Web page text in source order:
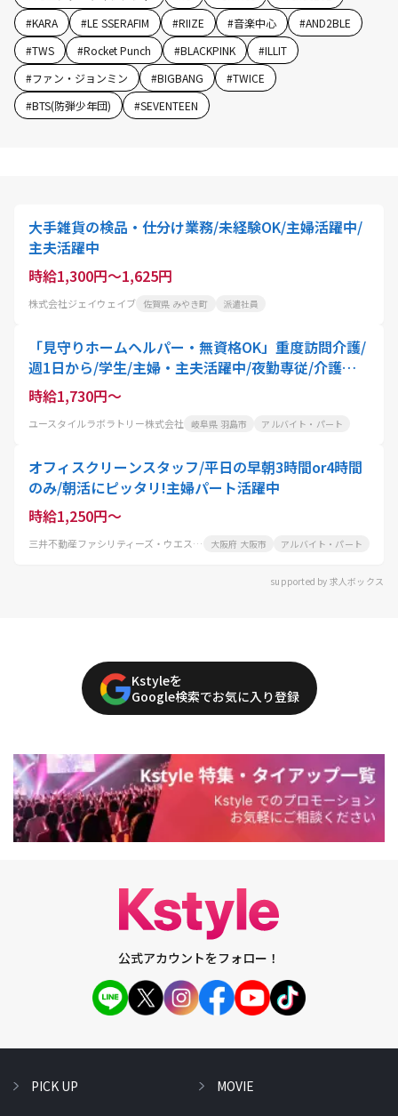
#KARA #LE SSERAFIM #RIIZE #音楽中心 #AND2BLE
#TWS #Rocket Punch #BLACKPINK #ILLIT
#ファン・ジョンミン #BIGBANG #TWICE
#BTS(防弾少年団) #SEVENTEEN
大手雑貨の検品・仕分け業務/未経験OK/主婦活躍中/
主夫活躍中
時給1,300円～1,625円
株式会社ジェイウェイブ 佐賀県 みやき町 派遣社員
「見守りホームヘルパー・無資格OK」重度訪問介護/
週1日から/学生/主婦・主夫活躍中/夜勤専従/介護職
員
時給1,730円～
ユースタイルラボラトリー株式会社 岐阜県 羽島市 アルバイト・パート
オフィスクリーンスタッフ/平日の早朝3時間or4時間
のみ/朝活にピッタリ!主婦パート活躍中
時給1,250円～
三井不動産ファシリティーズ・ウエスト株式会社 大阪府 大阪市 アルバイト・パート
supported by 求人ボックス
Kstyleを
Google検索でお気に入り登録
公式アカウントをフォロー！
PICK UP
MOVIE